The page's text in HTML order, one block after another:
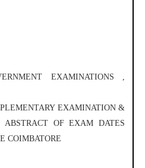
EXAMINATIONS ,
EXAMINATION &
OF EXAM DATES
COIMBATORE